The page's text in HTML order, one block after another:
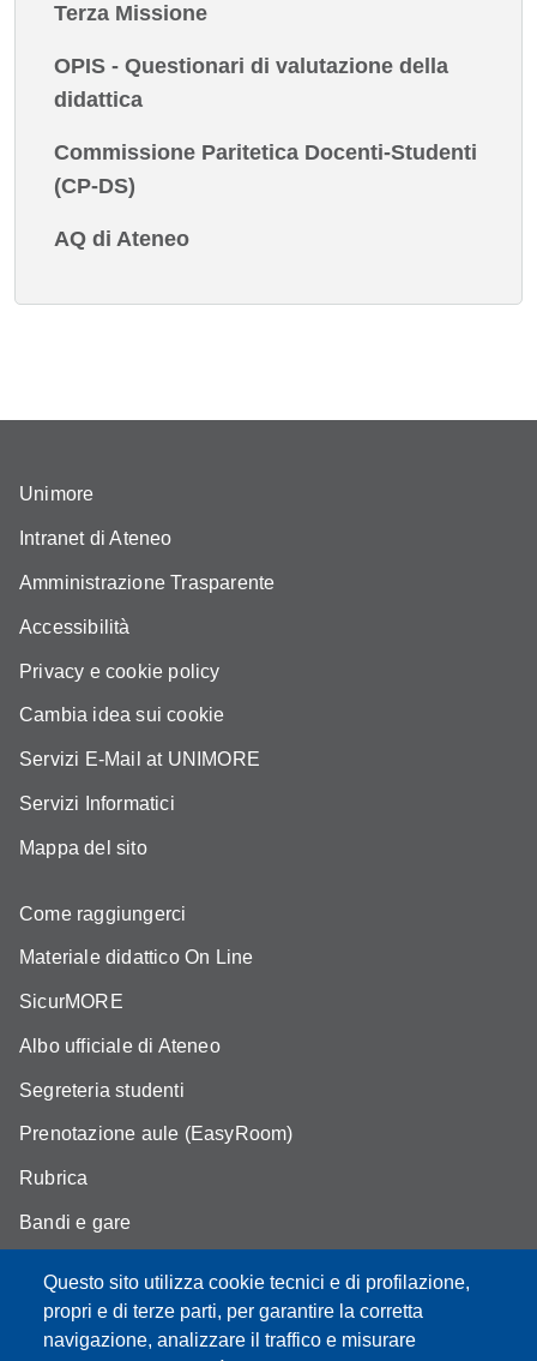
Terza Missione
OPIS - Questionari di valutazione della
didattica
Commissione Paritetica Docenti-Studenti
(CP-DS)
AQ di Ateneo
Questo sito utilizza cookie tecnici e di profilazione,
propri e di terze parti, per garantire la corretta
navigazione, analizzare il traffico e misurare
Unimore
Intranet di Ateneo
Amministrazione Trasparente
Accessibilità
Privacy e cookie policy
Cambia idea sui cookie
Servizi E-Mail at UNIMORE
Servizi Informatici
Mappa del sito
Come raggiungerci
Materiale didattico On Line
SicurMORE
Albo ufficiale di Ateneo
Segreteria studenti
Prenotazione aule (EasyRoom)
Rubrica
Bandi e gare